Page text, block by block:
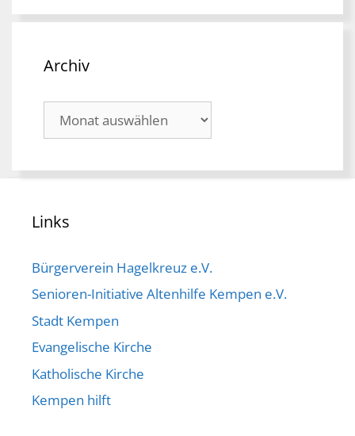
Archiv
Links
Bürgerverein Hagelkreuz e.V.
Senioren-Initiative Altenhilfe Kempen e.V.
Stadt Kempen
Evangelische Kirche
Katholische Kirche
Kempen hilft